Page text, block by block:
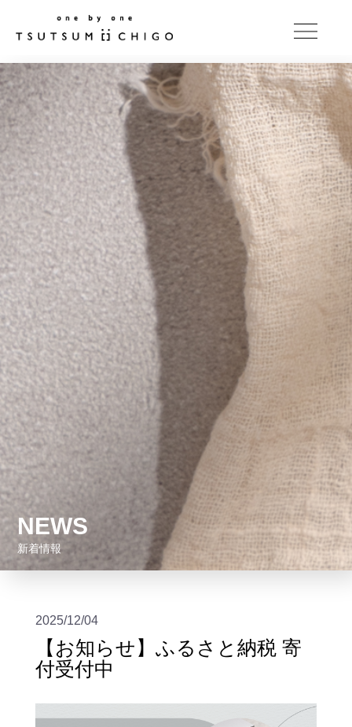
NEWS
新着情報
2025/12/04
【お知らせ】ふるさと納税 寄
付受付中